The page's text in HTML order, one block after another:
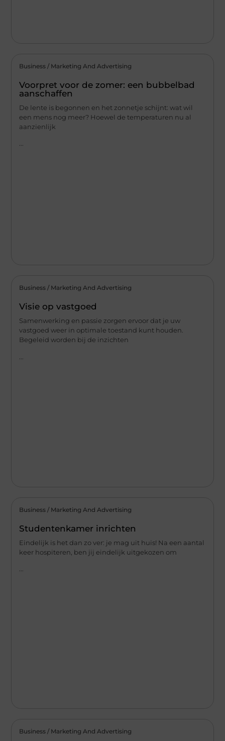
Business / Marketing And Advertising
Voorpret voor de zomer: een bubbelbad
aanschaffen
De lente is begonnen en het zonnetje schijnt: wat wil
een mens nog meer? Hoewel de temperaturen nu al
aanzienlijk
Business / Marketing And Advertising
Visie op vastgoed
Samenwerking en passie zorgen ervoor dat je uw
vastgoed weer in optimale toestand kunt houden.
Begeleid worden bij de inzichten
Business / Marketing And Advertising
Studentenkamer inrichten
Eindelijk is het dan zo ver: je mag uit huis! Na een aantal
keer hospiteren, ben jij eindelijk uitgekozen om
Business / Marketing And Advertising